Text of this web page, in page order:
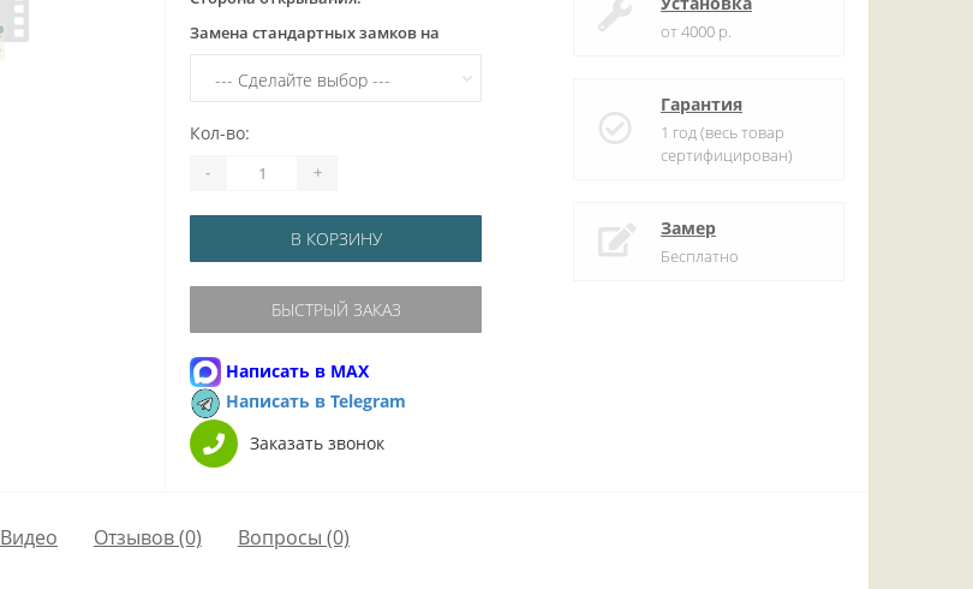
Замена стандартных замков на
Кол-во:
- +
В КОРЗИНУ
БЫСТРЫЙ ЗАКАЗ
Написать в MAX
Написать в Telegram
Заказать звонок
от 4000 р.
Гарантия
1 год (весь товар
сертифицирован)
Замер
Бесплатно
Видео Отзывов (0) Вопросы (0)